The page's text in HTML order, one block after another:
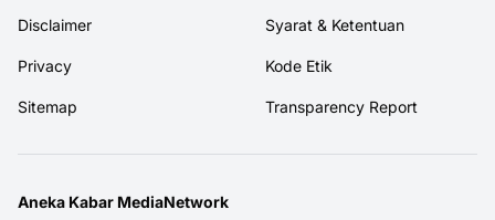
Disclaimer Syarat & Ketentuan
Privacy Kode Etik
Sitemap Transparency Report
Aneka Kabar MediaNetwork